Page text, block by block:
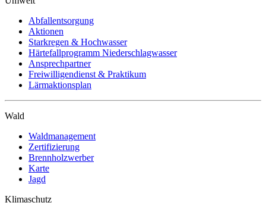
Abfallentsorgung
Aktionen
Starkregen & Hochwasser
Härtefallprogramm Niederschlagwasser
Ansprechpartner
Freiwilligendienst & Praktikum
Lärmaktionsplan
Wald
Waldmanagement
Zertifizierung
Brennholzwerber
Karte
Jagd
Klimaschutz